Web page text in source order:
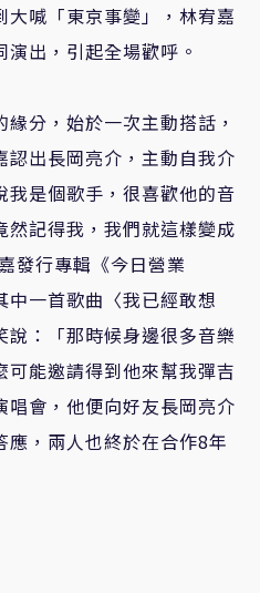
喊「東京事變」，林宥嘉
出，引起全場歡呼。
分，始於一次主動搭話，
認出長岡亮介，主動自我介
是個歌手，很喜歡他的音
記得我，我們就這樣變成
發行專輯《今日營業
一首歌曲〈我已經敢想
：「那時候身邊很多音樂
可能邀請得到他來幫我彈吉
會，他便向好友長岡亮介
應，兩人也終於在合作8年